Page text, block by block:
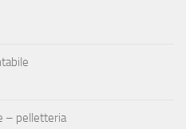
– pelletteria